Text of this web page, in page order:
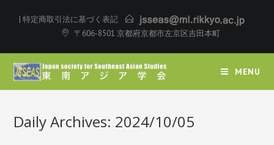
| 特定商取引法に基づく表記
〒606-8501 京都府京都市左京区吉田本町
MENU
Daily Archives: 2024/10/05